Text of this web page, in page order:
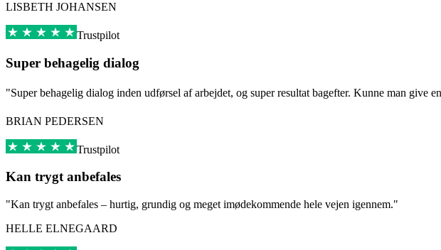
LISBETH JOHANSEN
Trustpilot
Super behagelig dialog
"Super behagelig dialog inden udførsel af arbejdet, og super resultat bagefter. Kunne man give
BRIAN PEDERSEN
Trustpilot
Kan trygt anbefales
"Kan trygt anbefales – hurtig, grundig og meget imødekommende hele vejen igennem."
HELLE ELNEGAARD